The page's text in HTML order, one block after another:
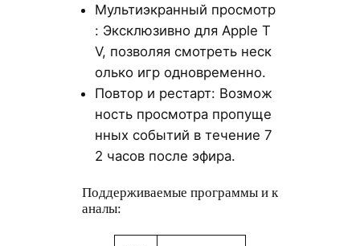
Мультиэкранный просмотр
: Эксклюзивно для Apple T
V, позволяя смотреть неск
олько игр одновременно.
Повтор и рестарт: Возмож
ность просмотра пропуще
нных событий в течение 7
2 часов после эфира.
Поддерживаемые программы и к
аналы: